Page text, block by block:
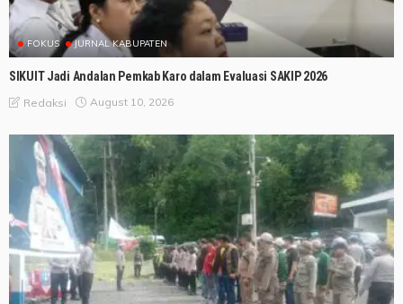
FOKUS JURNAL KABUPATEN
SIKUIT Jadi Andalan Pemkab Karo dalam Evaluasi SAKIP 2026
Redaksi August 10, 2026